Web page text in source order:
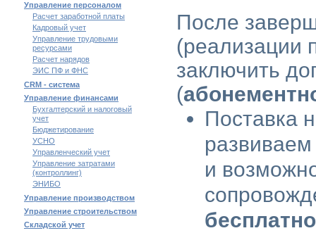
Управление персоналом
Расчет заработной платы
Кадровый учет
Управление трудовыми
ресурсами
Расчет нарядов
ЭИС ПФ и ФНС
CRM - система
Управление финансами
Бухгалтерский и налоговый
учет
Бюджетирование
УСНО
Управленческий учет
Управление затратами
(контроллинг)
ЭНИБО
Управление производством
Управление строительством
Складской учет
После
(реализации
заключить
(
Поставка
и
бесплатно